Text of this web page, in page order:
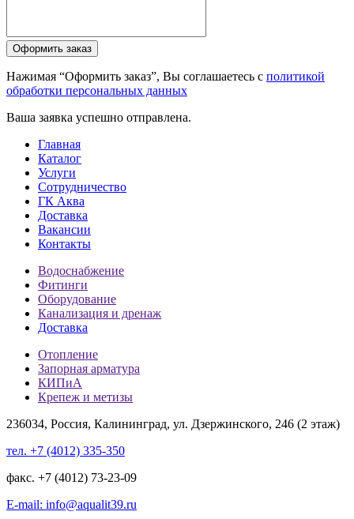
Нажимая “Оформить заказ”, Вы соглашаетесь с политикой
обработки персональных данных
Ваша заявка успешно отправлена.
Главная
Каталог
Услуги
Сотрудничество
ГК Аква
Доставка
Вакансии
Контакты
Водоснабжение
Фитинги
Оборудование
Канализация и дренаж
Доставка
Отопление
Запорная арматура
КИПиА
Крепеж и метизы
236034, Россия, Калининград, ул. Дзержинского, 246 (2 этаж)
тел. +7 (4012) 335-350
факс. +7 (4012) 73-23-09
E-mail: info@aqualit39.ru